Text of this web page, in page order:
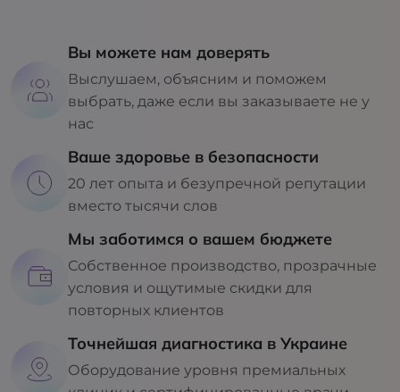
Вы можете нам доверять
Выслушаем, объясним и поможем
выбрать, даже если вы заказываете не у
нас
Ваше здоровье в безопасности
20 лет опыта и безупречной репутации
вместо тысячи слов
Мы заботимся о вашем бюджете
Собственное производство, прозрачные
условия и ощутимые скидки для
повторных клиентов
Точнейшая диагностика в Украине
Оборудование уровня премиальных